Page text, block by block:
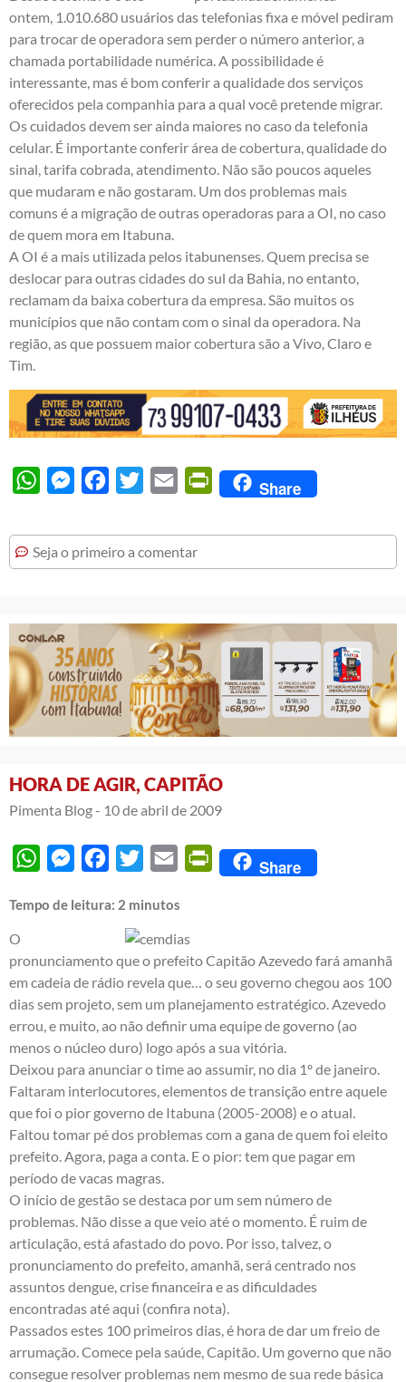
ontem, 1.010.680 usuários das telefonias fixa e móvel pediram
para trocar de operadora sem perder o número anterior, a
chamada portabilidade numérica. A possibilidade é
interessante, mas é bom conferir a qualidade dos serviços
oferecidos pela companhia para a qual você pretende migrar.
Os cuidados devem ser ainda maiores no caso da telefonia
celular. É importante conferir área de cobertura, qualidade do
sinal, tarifa cobrada, atendimento. Não são poucos aqueles
que mudaram e não gostaram. Um dos problemas mais
comuns é a migração de outras operadoras para a OI, no caso
de quem mora em Itabuna.
A OI é a mais utilizada pelos itabunenses. Quem precisa se
deslocar para outras cidades do sul da Bahia, no entanto,
reclamam da baixa cobertura da empresa. São muitos os
municípios que não contam com o sinal da operadora. Na
região, as que possuem maior cobertura são a Vivo, Claro e
Tim.
WhatsAppMessengerFacebook
Twitter Email PrintFriendly
Share
Seja o primeiro a comentar
HORA DE AGIR, CAPITÃO
Pimenta Blog - 10 de abril de 2009
WhatsAppMessengerFacebook
Twitter Email PrintFriendly
Share
Tempo de leitura: 2 minutos
O
pronunciamento que o prefeito Capitão Azevedo fará amanhã
em cadeia de rádio revela que… o seu governo chegou aos 100
dias sem projeto, sem um planejamento estratégico. Azevedo
errou, e muito, ao não definir uma equipe de governo (ao
menos o núcleo duro) logo após a sua vitória.
Deixou para anunciar o time ao assumir, no dia 1º de janeiro.
Faltaram interlocutores, elementos de transição entre aquele
que foi o pior governo de Itabuna (2005-2008) e o atual.
Faltou tomar pé dos problemas com a gana de quem foi eleito
prefeito. Agora, paga a conta. E o pior: tem que pagar em
período de vacas magras.
O início de gestão se destaca por um sem número de
problemas. Não disse a que veio até o momento. É ruim de
articulação, está afastado do povo. Por isso, talvez, o
pronunciamento do prefeito, amanhã, será centrado nos
assuntos dengue, crise financeira e as dificuldades
encontradas até aqui (confira nota).
Passados estes 100 primeiros dias, é hora de dar um freio de
arrumação. Comece pela saúde, Capitão. Um governo que não
consegue resolver problemas nem mesmo de sua rede básica